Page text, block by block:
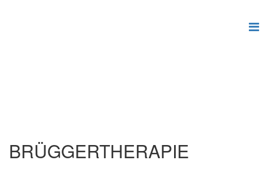
BRÜGGERTHERAPIE